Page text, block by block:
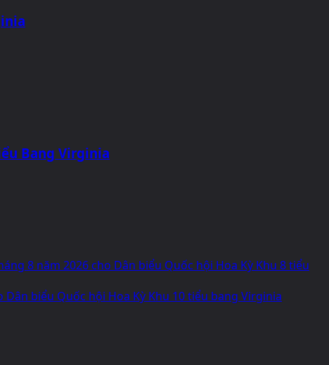
Bang Virginia
8 năm 2026 cho Dân biểu Quốc hội Hoa Kỳ Khu 8 tiểu
biểu Quốc hội Hoa Kỳ Khu 10 tiểu bang Virginia